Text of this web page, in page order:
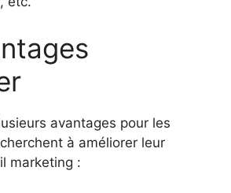
avantages pour les
à améliorer leur
marketing :